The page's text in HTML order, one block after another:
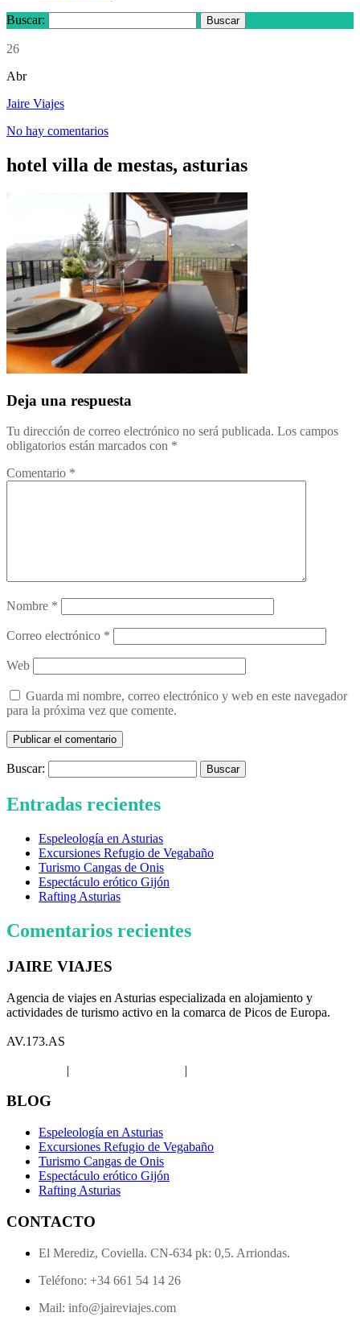
Buscar:
26
Abr
Jaire Viajes
No hay comentarios
hotel villa de mestas, asturias
Deja una respuesta
Tu dirección de correo electrónico no será publicada. Los campos
obligatorios están marcados con *
Comentario *
Nombre *
Correo electrónico *
Web
Guarda mi nombre, correo electrónico y web en este navegador
para la próxima vez que comente.
Buscar:
Entradas recientes
Espeleología en Asturias
Excursiones Refugio de Vegabaño
Turismo Cangas de Onis
Espectáculo erótico Gijón
Rafting Asturias
Comentarios recientes
JAIRE VIAJES
Agencia de viajes en Asturias especializada en alojamiento y
actividades de turismo activo en la comarca de Picos de Europa.
AV.173.AS
| |
BLOG
Espeleología en Asturias
Excursiones Refugio de Vegabaño
Turismo Cangas de Onis
Espectáculo erótico Gijón
Rafting Asturias
CONTACTO
El Merediz, Coviella. CN-634 pk: 0,5. Arriondas.
Teléfono: +34 661 54 14 26
Mail: info@jaireviajes.com